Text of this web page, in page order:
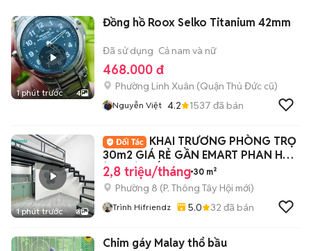
1 phút trước 4
Đồng hồ Roox Selko Titanium 42mm
Đã sử dụng Cả nam và nữ
468.000 đ
Phường Linh Xuân (Quận Thủ Đức cũ)
Nguyễn Việt 4.2 1537 đã bán
1 phút trước 8
KHAI TRƯƠNG PHÒNG TRỌ
30m2 GIÁ RẺ GẦN EMART PHAN HUY
ÍCH GÒ VẤP
2,8 triệu/tháng 30 m²
Phường 8 (P. Thông Tây Hội mới)
Trình Hifriendz 5.0 32 đã bán
Chim gáy Malay thổ bầu